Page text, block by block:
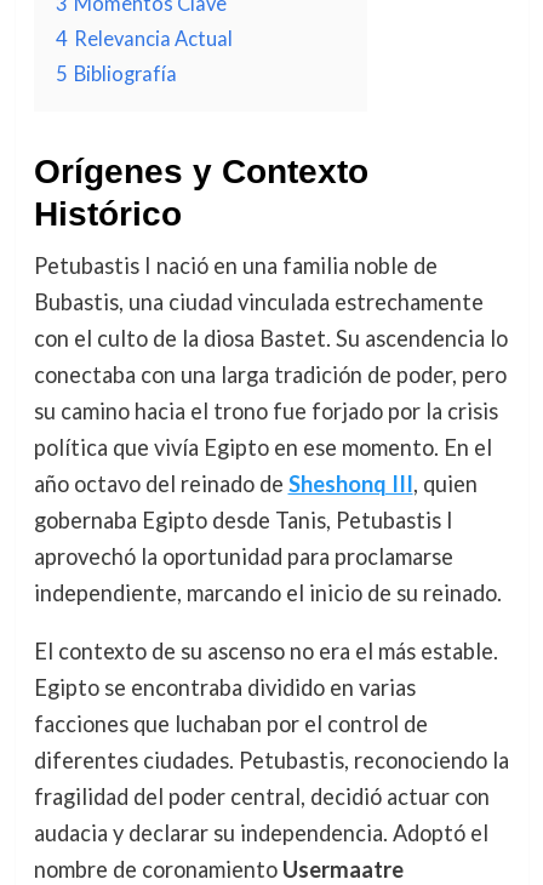
4 Relevancia Actual
5 Bibliografía
Orígenes y Contexto
Histórico
Petubastis I nació en una familia noble de
Bubastis, una ciudad vinculada estrechamente
con el culto de la diosa Bastet. Su ascendencia lo
conectaba con una larga tradición de poder, pero
su camino hacia el trono fue forjado por la crisis
política que vivía Egipto en ese momento. En el
año octavo del reinado de Sheshonq III, quien
gobernaba Egipto desde Tanis, Petubastis I
aprovechó la oportunidad para proclamarse
independiente, marcando el inicio de su reinado.
El contexto de su ascenso no era el más estable.
Egipto se encontraba dividido en varias
facciones que luchaban por el control de
diferentes ciudades. Petubastis, reconociendo la
fragilidad del poder central, decidió actuar con
audacia y declarar su independencia. Adoptó el
nombre de coronamiento Usermaatre